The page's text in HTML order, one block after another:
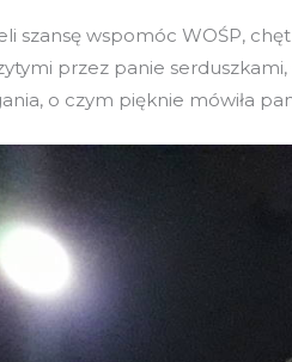
szansę wspomóc WOŚP,
przez panie
o czym pięknie mówiła